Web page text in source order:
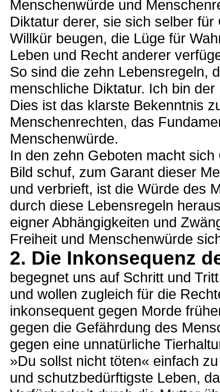
Menschenwürde und
Diktatur derer, sie sich selber
Willkür beugen, die Lüge für
Leben und Recht anderer
So sind die zehn Lebensregeln,
menschliche Diktatur. Ich bin
Dies ist das klarste Bekenntnis
Menschenrechten, das
Menschenwürde.
In den zehn Geboten macht
Bild schuf, zum Garant dieser
und verbrieft, ist die Würde des
durch diese Lebensregeln
eigner Abhängigkeiten und
Freiheit und Menschenwürde
2. Die Inkonsequenz
begegnet uns auf Schritt und
und wollen zugleich für die
inkonsequent gegen Morde
gegen die Gefährdung des
gegen eine unnatürliche
»Du sollst nicht töten« einfach
und schutzbedürftigste Leben,